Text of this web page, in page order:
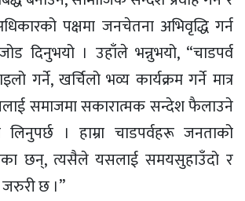
पक्षमा जनचेतना अभिवृद्धि गर्न
जोड दिनुभयो । उहाँले भन्नुभयो, “चाडपर्व
गर्ने, खर्चिलो भव्य कार्यक्रम गर्ने मात्र
समाजमा सकारात्मक सन्देश फैलाउने
। हाम्रा चाडपर्वहरू जनताको
छन्, त्यसैले यसलाई समयसुहाउँदो र
छ ।”